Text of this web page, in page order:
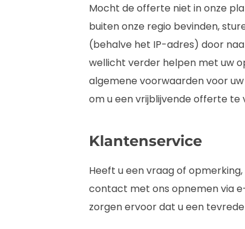
Mocht de offerte niet in onze
buiten onze regio bevinden,
(behalve het IP-adres) door
wellicht verder helpen met uw
algemene voorwaarden voor
om u een vrijblijvende offerte te
Klantenservice
Heeft u een vraag of
contact met ons opnemen via
zorgen ervoor dat u een